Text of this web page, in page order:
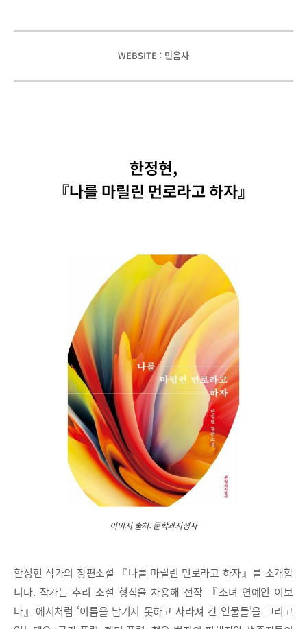
WEBSITE : 민음사
한정현,
『나를 마릴린 먼로라고 하자』
이미지 출처: 문학과지성사
한정현 작가의 장편소설 『나를 마릴린 먼로라고 하자』를 소개합
니다. 작가는 추리 소설 형식을 차용해 전작 『소녀 연예인 이보
나』에서처럼 ‘이름을 남기지 못하고 사라져 간 인물들’을 그리고